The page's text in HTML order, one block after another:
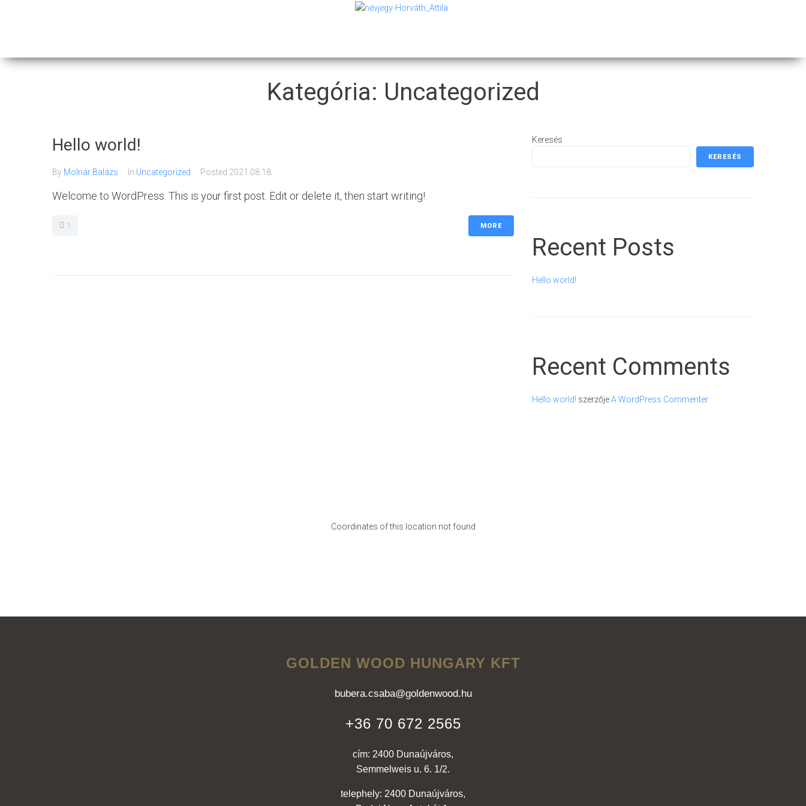
Kategória: Uncategorized
Hello world!
By Molnár Balázs In Uncategorized Posted 2021.08.18.
Welcome to WordPress. This is your first post. Edit or delete it, then start writing!
1 MORE
Keresés
KERESÉS
Recent Posts
Hello world!
Recent Comments
Hello world! szerzőjeA WordPress Commenter
Coordinates of this location not found
GOLDEN WOOD HUNGARY KFT
bubera.csaba@goldenwood.hu
+36 70 672 2565
cím: 2400 Dunaújváros,
Semmelweis u. 6. 1/2.
telephely: 2400 Dunaújváros,